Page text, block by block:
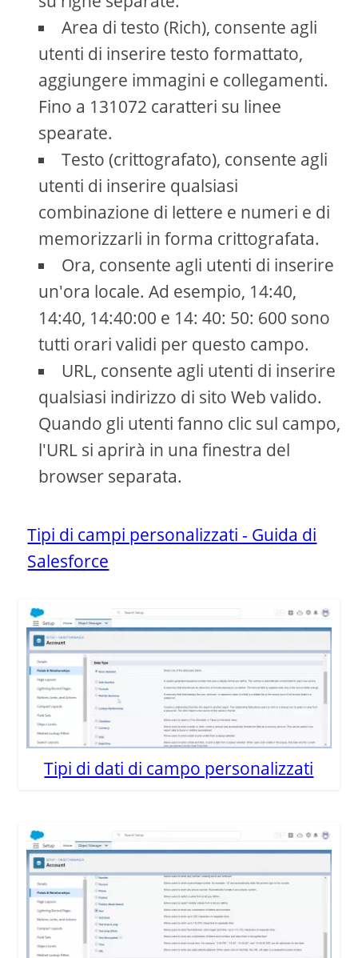
Area di testo (Rich), consente agli
utenti di inserire testo formattato,
aggiungere immagini e collegamenti.
Fino a 131072 caratteri su linee
spearate.
Testo (crittografato), consente agli
utenti di inserire qualsiasi
combinazione di lettere e numeri e di
memorizzarli in forma crittografata.
Ora, consente agli utenti di inserire
un'ora locale. Ad esempio, 14:40,
14:40, 14:40:00 e 14: 40: 50: 600 sono
tutti orari validi per questo campo.
URL, consente agli utenti di inserire
qualsiasi indirizzo di sito Web valido.
Quando gli utenti fanno clic sul campo,
l'URL si aprirà in una finestra del
browser separata.
Tipi di campi personalizzati - Guida di
Salesforce
Tipi di dati di campo personalizzati